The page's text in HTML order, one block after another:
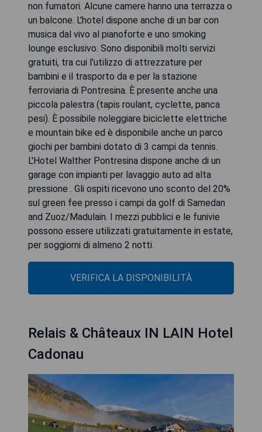
non fumatori. Alcune camere hanno una terrazza o
un balcone. L'hotel dispone anche di un bar con
musica dal vivo al pianoforte e uno smoking
lounge esclusivo. Sono disponibili molti servizi
gratuiti, tra cui l'utilizzo di attrezzature per
bambini e il trasporto da e per la stazione
ferroviaria di Pontresina. È presente anche una
piccola palestra (tapis roulant, cyclette, panca
pesi). È possibile noleggiare biciclette elettriche
e mountain bike ed è disponibile anche un parco
giochi per bambini dotato di 3 campi da tennis.
L'Hotel Walther Pontresina dispone anche di un
garage con impianti per lavaggio auto ad alta
pressione . Gli ospiti ricevono uno sconto del 20%
sul green fee presso i campi da golf di Samedan
and Zuoz/Madulain. I mezzi pubblici e le funivie
possono essere utilizzati gratuitamente in estate,
per soggiorni di almeno 2 notti.
VERIFICA LA DISPONIBILITÀ
Relais & Châteaux IN LAIN Hotel
Cadonau